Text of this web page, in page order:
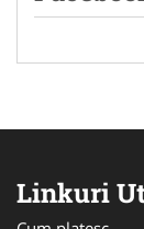
Linkuri